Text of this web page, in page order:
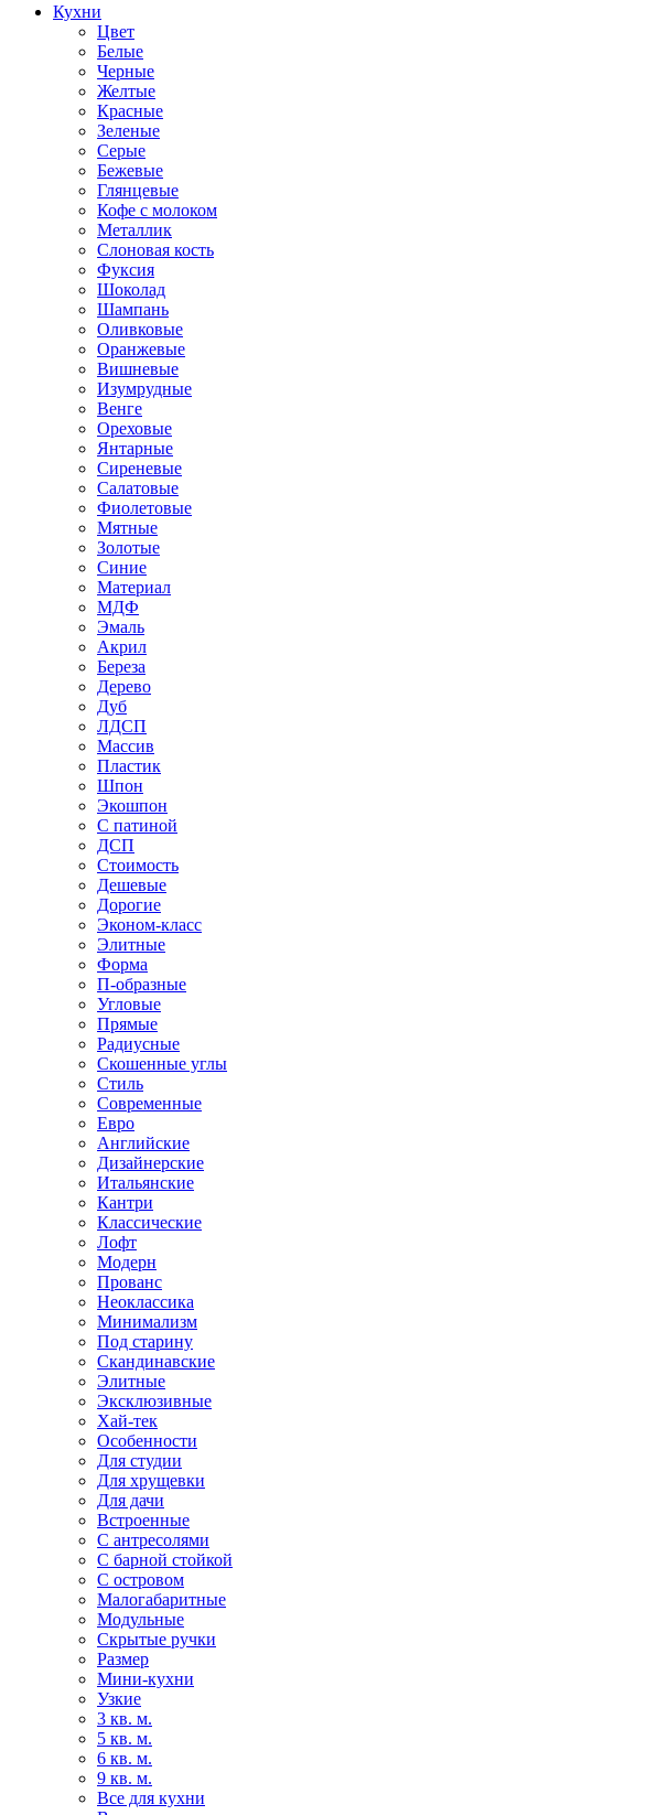
Кухни
Цвет
Белые
Черные
Желтые
Красные
Зеленые
Серые
Бежевые
Глянцевые
Кофе с молоком
Металлик
Слоновая кость
Фуксия
Шоколад
Шампань
Оливковые
Оранжевые
Вишневые
Изумрудные
Венге
Ореховые
Янтарные
Сиреневые
Салатовые
Фиолетовые
Мятные
Золотые
Синие
Материал
МДФ
Эмаль
Акрил
Береза
Дерево
Дуб
ЛДСП
Массив
Пластик
Шпон
Экошпон
С патиной
ДСП
Стоимость
Дешевые
Дорогие
Эконом-класс
Элитные
Форма
П-образные
Угловые
Прямые
Радиусные
Скошенные углы
Стиль
Современные
Евро
Английские
Дизайнерские
Итальянские
Кантри
Классические
Лофт
Модерн
Прованс
Неоклассика
Минимализм
Под старину
Скандинавские
Элитные
Эксклюзивные
Хай-тек
Особенности
Для студии
Для хрущевки
Для дачи
Встроенные
С антресолями
С барной стойкой
С островом
Малогабаритные
Модульные
Скрытые ручки
Размер
Мини-кухни
Узкие
3 кв. м.
5 кв. м.
6 кв. м.
9 кв. м.
Все для кухни